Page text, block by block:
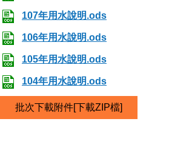
107年用水說明.ods
106年用水說明.ods
105年用水說明.ods
104年用水說明.ods
批次下載附件[下載ZIP檔]